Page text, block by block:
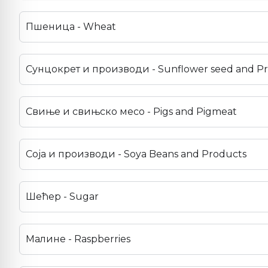
Пшеница - Wheat
Сунцокрет и производи - Sunflower seed and
Свиње и свињско месо - Pigs and Pigmeat
Соја и производи - Soya Beans and Products
Шећер - Sugar
Малине - Raspberries